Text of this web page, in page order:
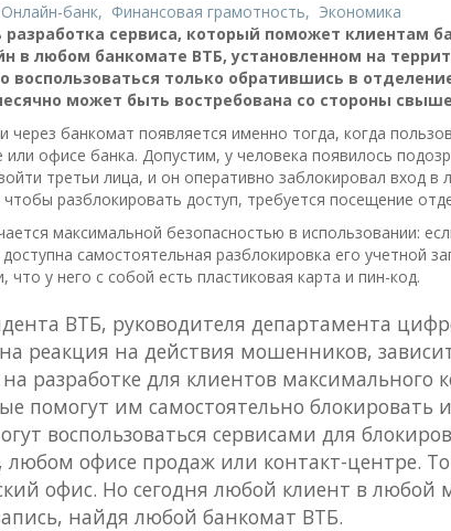
Онлайн-банк, Финансовая грамотность, Экономика
сервиса, который поможет клиентам
в любом банкомате ВТБ, установленном на
только обратившись в
может быть востребована со стороны
банкомат появляется именно тогда, когда
офисе банка. Допустим, у человека появилось
третьи лица, и он оперативно заблокировал вход
разблокировать доступ, требуется посещение
максимальной безопасностью в использовании:
самостоятельная разблокировка его учетной
у него с собой есть пластиковая карта и пин-код.
ВТБ, руководителя департамента
реакция на действия мошенников,
разработке для клиентов максимального
помогут им самостоятельно блокировать
воспользоваться сервисами для
офисе продаж или контакт-центре.
офис. Но сегодня любой клиент в
найдя любой банкомат ВТБ.